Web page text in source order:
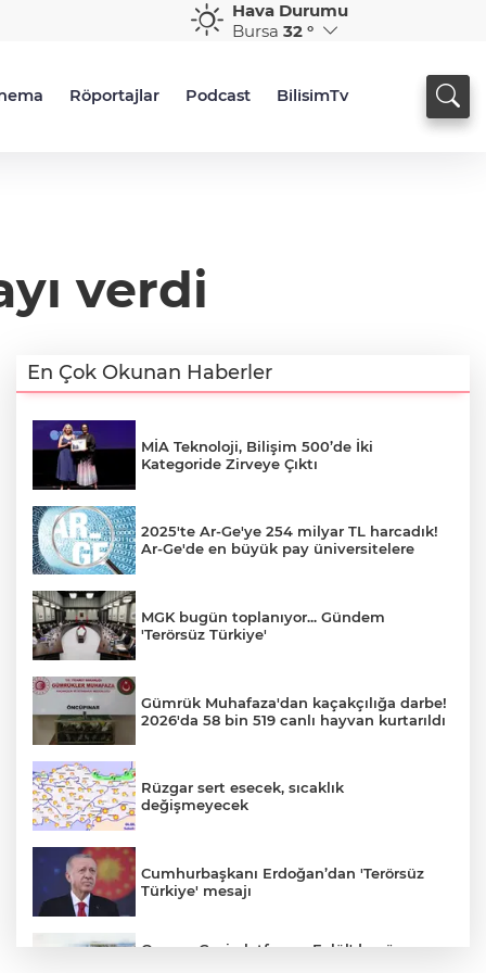
Hava Durumu
Bursa 32 °
Röportajlar Podcast BilisimTv
verdi
En Çok Okunan Haberler
MİA Teknoloji, Bilişim 500’de İki
Kategoride Zirveye Çıktı
2025'te Ar-Ge'ye 254 milyar TL harcadık!
Ar-Ge'de en büyük pay üniversitelere
MGK bugün toplanıyor... Gündem
'Terörsüz Türkiye'
Gümrük Muhafaza'dan kaçakçılığa darbe!
2026'da 58 bin 519 canlı hayvan kurtarıldı
Rüzgar sert esecek, sıcaklık
değişmeyecek
Cumhurbaşkanı Erdoğan’dan 'Terörsüz
Türkiye' mesajı
Osman Gazi platformu Eylül'de göreve